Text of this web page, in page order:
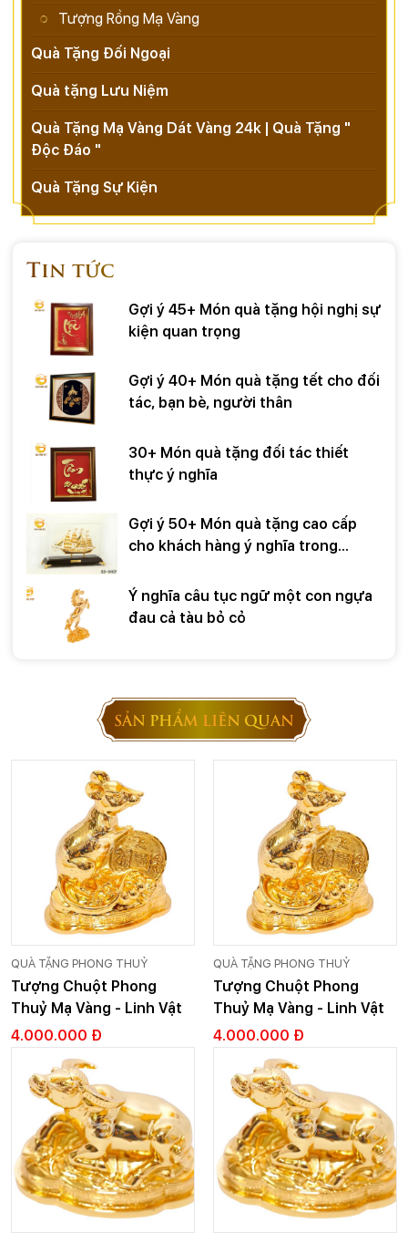
Tượng Rồng Mạ Vàng
Quà Tặng Đối Ngoại
Quà tặng Lưu Niệm
Quà Tặng Mạ Vàng Dát Vàng 24k | Quà Tặng "
Độc Đáo "
Quà Tặng Sự Kiện
Tin tức
Gợi ý 45+ Món quà tặng hội nghị sự
kiện quan trọng
Gợi ý 40+ Món quà tặng tết cho đối
tác, bạn bè, người thân
30+ Món quà tặng đối tác thiết
thực ý nghĩa
Gợi ý 50+ Món quà tặng cao cấp
cho khách hàng ý nghĩa trong
Ý nghĩa câu tục ngữ một con ngựa
đau cả tàu bỏ cỏ
SẢN PHẨM LIÊN QUAN
QUÀ TẶNG PHONG THUỶ
Tượng Chuột Phong
Thuỷ Mạ Vàng - Linh Vật
Phong Thuỷ - Cỡ 1
4.000.000 Đ
QUÀ TẶNG PHONG THUỶ
Tượng Chuột Phong
Thuỷ Mạ Vàng - Linh Vật
Phong Thuỷ - Cỡ 1
4.000.000 Đ